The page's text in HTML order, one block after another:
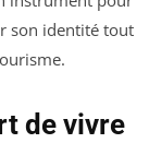
son identité tout
de vivre